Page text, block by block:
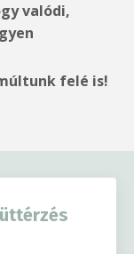
valódi,
felé is!